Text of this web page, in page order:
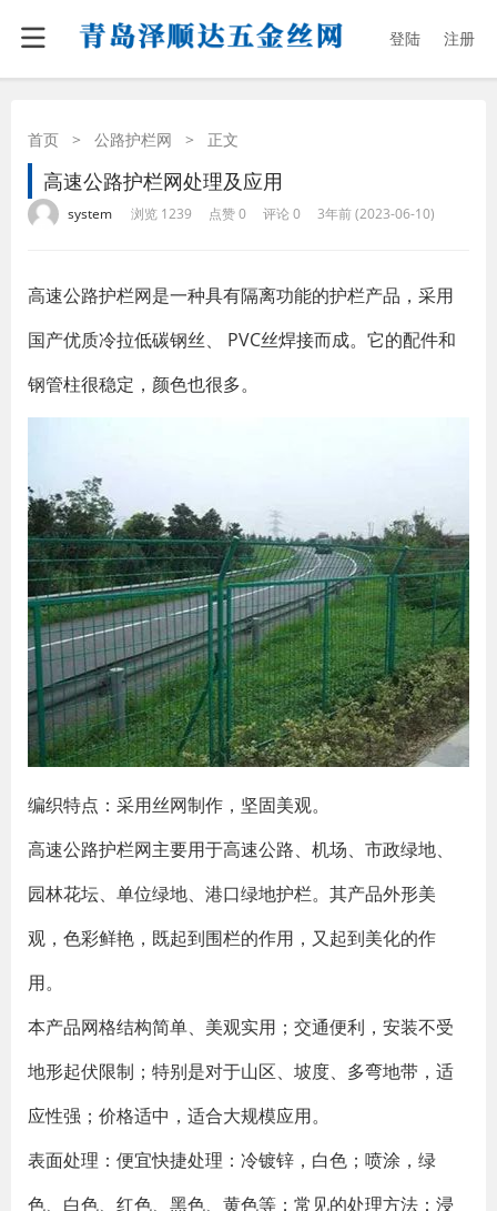
登陆 注册
首页 > 公路护栏网 > 正文
高速公路护栏网处理及应用
system 浏览 1239 点赞 0 评论 0 3年前 (2023-06-10)
高速公路护栏网是一种具有隔离功能的护栏产品，采用
国产优质冷拉低碳钢丝、 PVC丝焊接而成。它的配件和
钢管柱很稳定，颜色也很多。
编织特点：采用丝网制作，坚固美观。
高速公路护栏网主要用于高速公路、机场、市政绿地、
园林花坛、单位绿地、港口绿地护栏。其产品外形美
观，色彩鲜艳，既起到围栏的作用，又起到美化的作
用。
本产品网格结构简单、美观实用；交通便利，安装不受
地形起伏限制；特别是对于山区、坡度、多弯地带，适
应性强；价格适中，适合大规模应用。
表面处理：便宜快捷处理：冷镀锌，白色；喷涂，绿
色、白色、红色、黑色、黄色等；常见的处理方法：浸